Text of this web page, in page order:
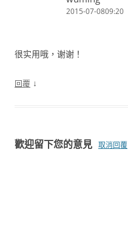
2015-07-0809:20
很实用哦，谢谢！
回覆 ↓
歡迎留下您的意見 取消回覆